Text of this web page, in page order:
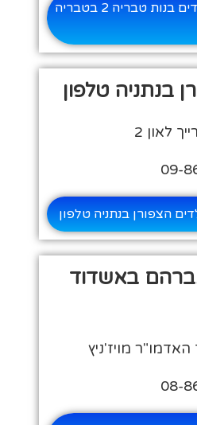
לכל המידע על גן ילדים בנות טבריה 2 בטבריה
בנתניה טלפון
לאון 2
הצפורן בנתניה טלפון
באשדוד
מויז'ניץ